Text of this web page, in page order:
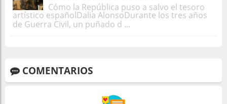
Cómo la República puso a salvo el tesoro
artístico españolDalia AlonsoDurante los tres años
de Guerra Civil, un puñado d ...
COMENTARIOS